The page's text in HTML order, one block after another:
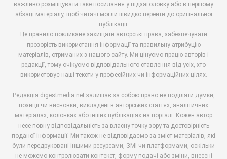
важливо розміщувати таке посилання у підзаголовку або в першому
абзаці матеріалу, щоб читачі могли швидко перейти до оригінальної
публікації.
Це правило покликане захищати авторські права, забезпечувати
прозорість використання інформації та правильну атрибуцію
матеріалів, отриманих з нашого сайту. Ми цінуємо працю авторів і
редакції, тому очікуємо відповідального ставлення від усіх, хто
використовує наші тексти у професійних чи інформаційних цілях.
Редакція digestmedia.net залишає за собою право не поділяти думки,
позиції чи висновки, викладені в авторських статтях, аналітичних
матеріалах, колонках або інших публікаціях на порталі. Кожен автор
несе повну відповідальність за власну точку зору та достовірність
поданої інформації. Ми також не відповідаємо за зміст матеріалів, які
були передруковані іншими ресурсами, ЗМІ чи платформами, оскільки
не можемо контролювати контекст, форму подачі або зміни, внесені